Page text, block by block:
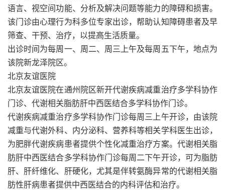
语言、视空间功能、分析及解决问题等能力的障碍和损害。
该门诊由心理行为科多位专家出诊，帮助认知障碍患者及早
筛查、干预、治疗，以提高生活质量。
出诊时间为每周一、周二、周三上午及每周五下午，地点为
该院新龙泽院区。
北京友谊医院
北京友谊医院在通州院区新开代谢疾病减重治疗多学科协作
门诊、代谢相关脂肪肝中西医结合多学科协作门诊。
代谢疾病减重治疗多学科协作门诊每周三上午开诊，由该院
减重与代谢外科、内分泌科、营养科等相关学科医生出诊，
为肥胖代谢疾病患者提供个性化减重治疗方案。代谢相关脂
肪肝中西医结合多学科协作门诊每周二下午开诊，可为脂肪
肝、肝纤维化、肝硬化，尤其是伴转氨酶异常的代谢相关脂
肪性肝病患者提供中西医结合的内科评估和治疗。